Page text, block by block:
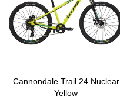
Cannondale Trail 24 Nuclear
Yellow